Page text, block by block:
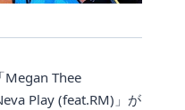
Megan Thee
Play (feat.RM)」が